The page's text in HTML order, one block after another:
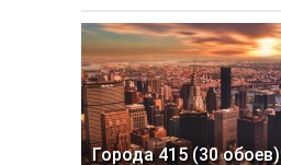
Города 415 (30 обоев)